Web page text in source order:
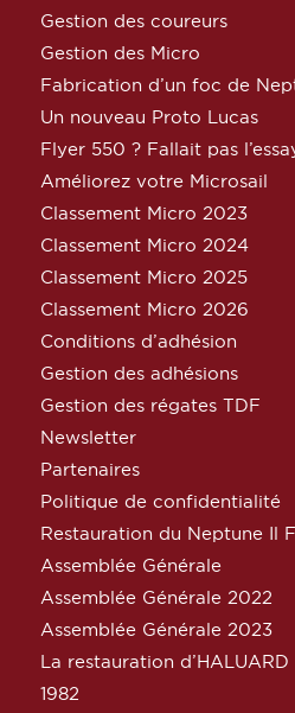
Gestion des coureurs
Gestion des Micro
Fabrication d’un foc de
Un nouveau Proto Lucas
Flyer 550 ? Fallait pas
Améliorez votre Microsail
Classement Micro 2023
Classement Micro 2024
Classement Micro 2025
Classement Micro 2026
Conditions d’adhésion
Gestion des adhésions
Gestion des régates TDF
Newsletter
Partenaires
Politique de confidentialité
Restauration du Neptune Il
Assemblée Générale
Assemblée Générale 2022
Assemblée Générale 2023
La restauration
1982